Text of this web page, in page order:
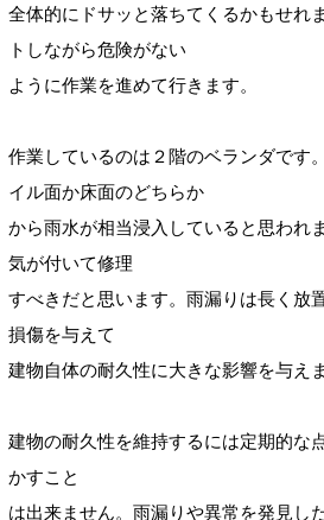
全体的にドサッと落ちてくるかもせれ
トしながら危険がない
ように作業を進めて行きます。
作業しているのは２階のベランダです
イル面か床面のどちらか
から雨水が相当浸入していると思われ
気が付いて修理
すべきだと思います。雨漏りは長く放
損傷を与えて
建物自体の耐久性に大きな影響を与えま
建物の耐久性を維持するには定期的な
かすこと
は出来ません。雨漏りや異常を発見し